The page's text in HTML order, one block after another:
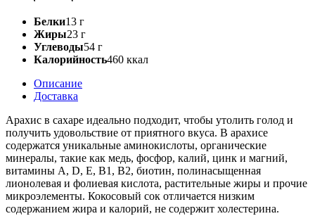
Белки13 г
Жиры23 г
Углеводы54 г
Калорийность460 ккал
Описание
Доставка
Арахис в сахаре идеально подходит, чтобы утолить голод и
получить удовольствие от приятного вкуса. В арахисе
содержатся уникальные аминокислоты, органические
минералы, такие как медь, фосфор, калий, цинк и магний,
витамины А, D, E, B1, B2, биотин, полинасыщенная
лионолевая и фолиевая кислота, растительные жиры и прочие
микроэлементы. Кокосовый сок отличается низким
содержанием жира и калорий, не содержит холестерина.